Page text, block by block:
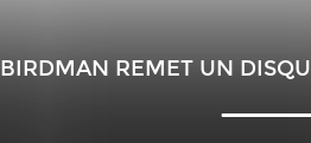
BIRDMAN REMET UN